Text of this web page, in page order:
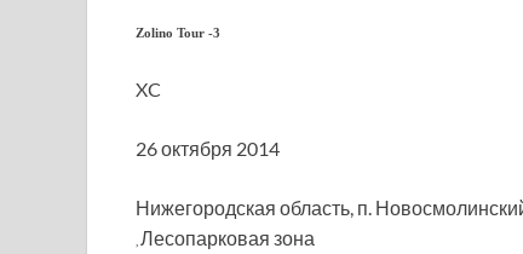
Zolino Tour -3
XC
26 октября 2014
Нижегородская область, п.
Лесопарковая зона